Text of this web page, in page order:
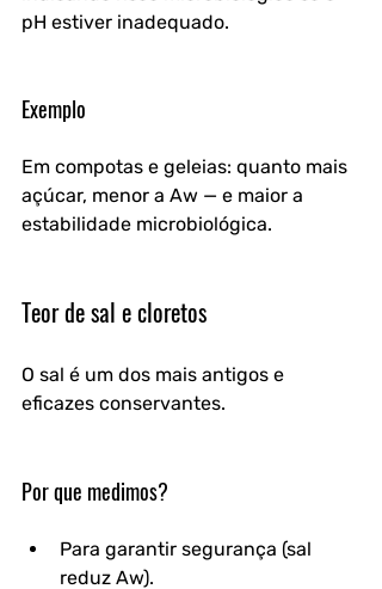
pH estiver inadequado.
Exemplo
Em compotas e geleias: quanto mais
açúcar, menor a Aw — e maior a
estabilidade microbiológica.
Teor de sal e cloretos
O sal é um dos mais antigos e
eficazes conservantes.
Por que medimos?
Para garantir segurança (sal
reduz Aw).